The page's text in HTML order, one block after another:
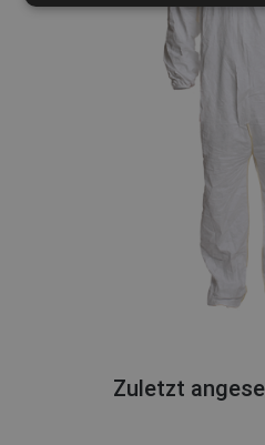
Zuletzt